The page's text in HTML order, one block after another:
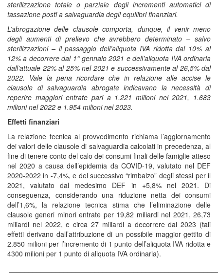
sterilizzazione totale o parziale degli incrementi automatici di
tassazione posti a salvaguardia degli equilibri finanziari.
L’abrogazione delle clausole comporta, dunque, il venir meno
degli aumenti di prelievo che avrebbero determinato – salvo
sterilizzazioni – il passaggio dell’aliquota IVA ridotta dal 10% al
12% a decorrere dal 1° gennaio 2021 e dell’aliquota IVA ordinaria
dall’attuale 22% al 25% nel 2021 e successivamente al 26,5% dal
2022. Vale la pena ricordare che in relazione alle accise le
clausole di salvaguardia abrogate indicavano la necessità di
reperire maggiori entrate pari a 1.221 milioni nel 2021, 1.683
milioni nel 2022 e 1.954 milioni nel 2023.
Effetti finanziari
La relazione tecnica al provvedimento richiama l’aggiornamento
dei valori delle clausole di salvaguardia calcolati in precedenza, al
fine di tenere conto del calo dei consumi finali delle famiglie atteso
nel 2020 a causa dell’epidemia da COVID-19, valutato nel DEF
2020-2022 in -7,4%, e del successivo “rimbalzo” degli stessi per il
2021, valutato dal medesimo DEF in +5,8% nel 2021. Di
conseguenza, considerando una riduzione netta dei consumi
dell’1,6%, la relazione tecnica stima che l’eliminazione delle
clausole generi minori entrate per 19,82 miliardi nel 2021, 26,73
miliardi nel 2022, e circa 27 miliardi a decorrere dal 2023 (tali
effetti derivano dall’attribuzione di un possibile maggior gettito di
2.850 milioni per l’incremento di 1 punto dell’aliquota IVA ridotta e
4300 milioni per 1 punto di aliquota IVA ordinaria).